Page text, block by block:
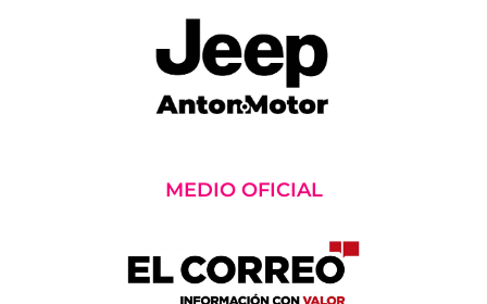
MEDIO OFICIAL